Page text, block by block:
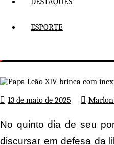
ESPORTE
13 de maio de 2025
No quinto dia de seu
discursar em defesa da